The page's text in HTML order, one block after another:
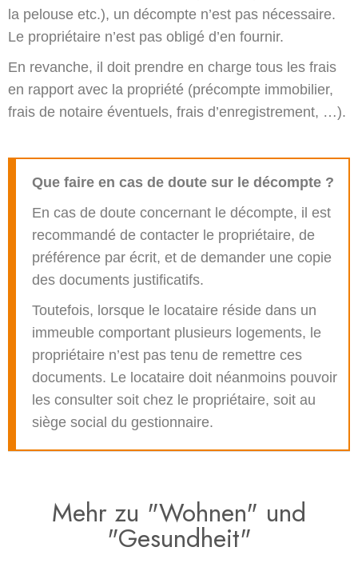
la pelouse etc.), un décompte n’est pas nécessaire.
Le propriétaire n’est pas obligé d’en fournir.
En revanche, il doit prendre en charge tous les frais
en rapport avec la propriété (précompte immobilier,
frais de notaire éventuels, frais d’enregistrement, …).
Que faire en cas de doute sur le décompte ?
En cas de doute concernant le décompte, il est
recommandé de contacter le propriétaire, de
préférence par écrit, et de demander une copie
des documents justificatifs.
Toutefois, lorsque le locataire réside dans un
immeuble comportant plusieurs logements, le
propriétaire n’est pas tenu de remettre ces
documents. Le locataire doit néanmoins pouvoir
les consulter soit chez le propriétaire, soit au
siège social du gestionnaire.
Mehr zu "Wohnen" und
"Gesundheit"